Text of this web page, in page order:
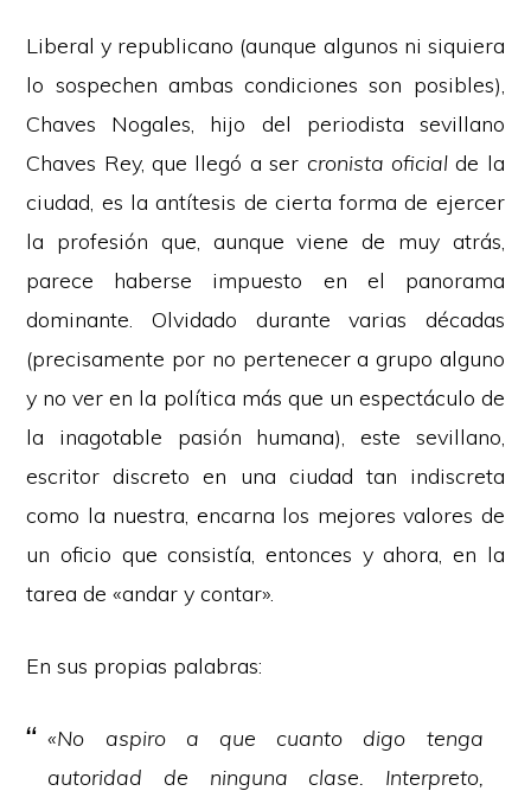
Liberal y republicano (aunque algunos ni siquiera
lo sospechen ambas condiciones son posibles),
Chaves Nogales, hijo del periodista sevillano
Chaves Rey, que llegó a ser cronista oficialde la
ciudad, es la antítesis de cierta forma de ejercer
la profesión que, aunque viene de muy atrás,
parece haberse impuesto en el panorama
dominante. Olvidado durante varias décadas
(precisamente por no pertenecer a grupo alguno
y no ver en la política más que un espectáculo de
la inagotable pasión humana), este sevillano,
escritor discreto en una ciudad tan indiscreta
como la nuestra, encarna los mejores valores de
un oficio que consistía, entonces y ahora, en la
tarea de «andar y contar».
En sus propias palabras:
«No aspiro a que cuanto digo tenga
autoridad de ninguna clase. Interpreto,